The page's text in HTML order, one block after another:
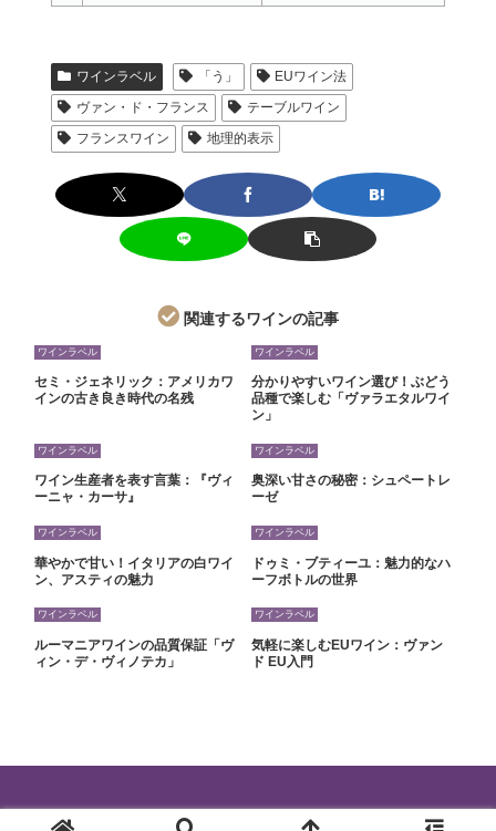
ワインラベル 「う」
EUワイン法
ヴァン・ド・フランス
テーブルワイン
フランスワイン
地理的表示
関連するワインの記事
ワインラベル
セミ・ジェネリック：アメリカワ
インの古き良き時代の名残
ワインラベル
分かりやすいワイン選び！ぶどう
品種で楽しむ「ヴァラエタルワイ
ン」
ワインラベル
ワイン生産者を表す言葉：『ヴィ
ーニャ・カーサ』
ワインラベル
奥深い甘さの秘密：シュペートレ
ーゼ
ワインラベル
華やかで甘い！イタリアの白ワイ
ン、アスティの魅力
ワインラベル
ドゥミ・ブティーユ：魅力的なハ
ーフボトルの世界
ワインラベル
ルーマニアワインの品質保証「ヴ
ィン・デ・ヴィノテカ」
ワインラベル
気軽に楽しむEUワイン：ヴァン
ド EU入門